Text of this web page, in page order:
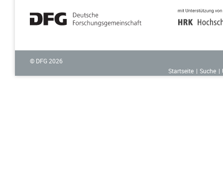
© DFG 2026
Startseite
Suche